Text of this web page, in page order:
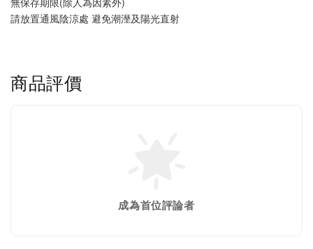
請放置通風陰涼處 避免潮溼及陽光直射
商品評價
成為首位評論者